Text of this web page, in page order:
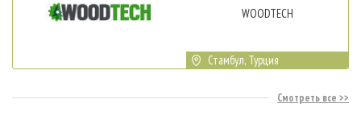
WOODTECH
Стамбул, Турция
Смотреть все